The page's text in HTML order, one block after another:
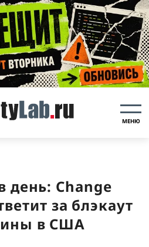
МЕНЮ
день: Change
за блэкаут
в США